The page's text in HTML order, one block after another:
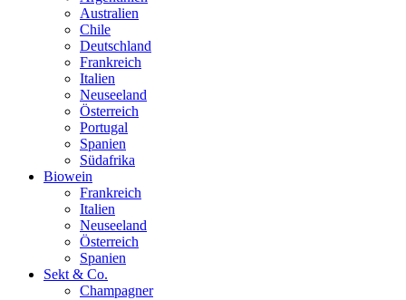
Australien
Chile
Deutschland
Frankreich
Italien
Neuseeland
Österreich
Portugal
Spanien
Südafrika
Biowein
Frankreich
Italien
Neuseeland
Österreich
Spanien
Sekt & Co.
Champagner